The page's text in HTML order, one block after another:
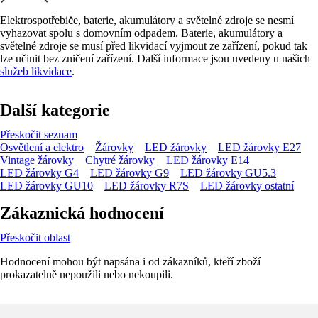
Elektrospotřebiče, baterie, akumulátory a světelné zdroje se nesmí
vyhazovat spolu s domovním odpadem. Baterie, akumulátory a
světelné zdroje se musí před likvidací vyjmout ze zařízení, pokud tak
lze učinit bez zničení zařízení. Další informace jsou uvedeny u našich
služeb likvidace.
Další kategorie
Přeskočit seznam
Osvětlení a elektro
Žárovky LED žárovky
LED žárovky E27
Vintage žárovky
Chytré žárovky
LED žárovky E14
LED žárovky G4
LED žárovky G9
LED žárovky GU5.3
LED žárovky GU10
LED žárovky R7S LED žárovky ostatní
Zákaznická hodnocení
Přeskočit oblast
Hodnocení mohou být napsána i od zákazníků, kteří zboží
prokazatelně nepoužili nebo nekoupili.